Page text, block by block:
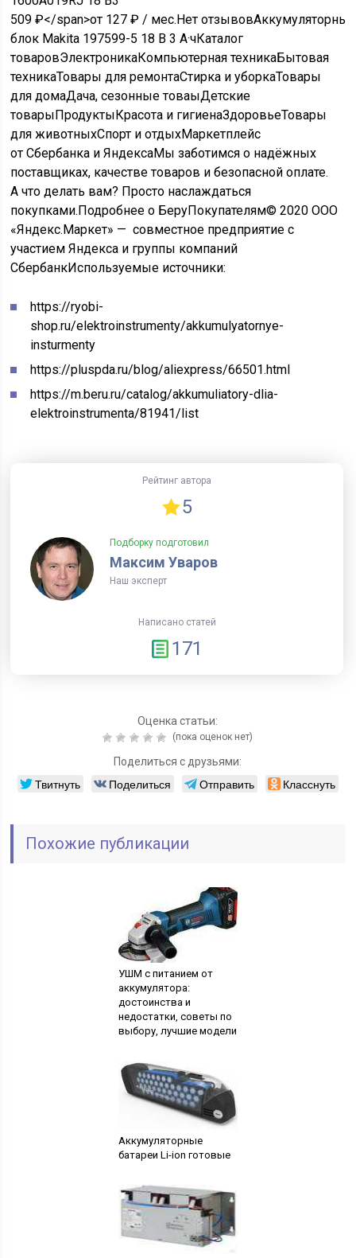
509 ₽</span>от 127 ₽ / мес.Нет отзывовАккумуляторный
блок Makita 197599-5 18 В 3 А·чКаталог
товаровЭлектроникаКомпьютерная техникаБытовая
техникаТовары для ремонтаСтирка и уборкаТовары
для домаДача, сезонные товаыДетские
товарыПродуктыКрасота и гигиенаЗдоровьеТовары
для животныхСпорт и отдыхМаркетплейс
от Сбербанка и ЯндексаМы заботимся о надёжных
поставщиках, качестве товаров и безопасной оплате.
А что делать вам? Просто наслаждаться
покупками.Подробнее о БеруПокупателям© 2020 ООО
«Яндекс.Маркет» — совместное предприятие с
участием Яндекса и группы компаний
СбербанкИспользуемые источники:
https://ryobi-
shop.ru/elektroinstrumenty/akkumulyatornye-
insturmenty
https://pluspda.ru/blog/aliexpress/66501.html
https://m.beru.ru/catalog/akkumuliatory-dlia-
elektroinstrumenta/81941/list
Рейтинг автора
5
Подборку подготовил
Максим Уваров
Наш эксперт
Написано статей
171
Оценка статьи:
(пока оценок нет)
Поделиться с друзьями:
Твитнуть Поделиться Отправить Класснуть
Похожие публикации
УШМ с питанием от
аккумулятора:
достоинства и
недостатки, советы по
выбору, лучшие модели
Аккумуляторные
батареи Li-ion готовые